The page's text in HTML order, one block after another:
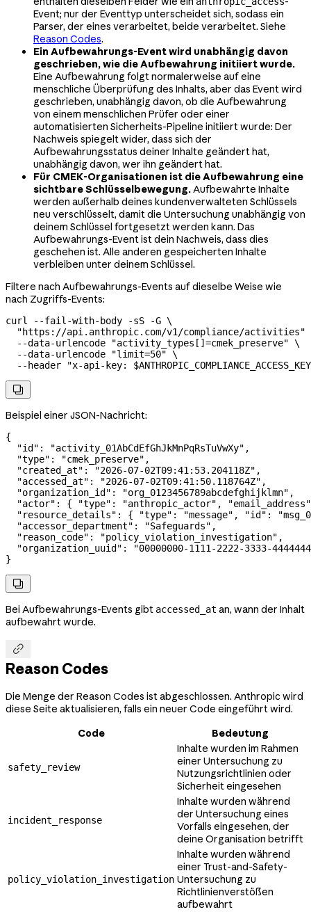
Event; nur der Eventtyp unterscheidet sich, sodass ein
Parser, der eines verarbeitet, beide verarbeitet. Siehe
Reason Codes.
Ein Aufbewahrungs-Event wird unabhängig davon
geschrieben, wie die Aufbewahrung initiiert wurde.
Eine Aufbewahrung folgt normalerweise auf eine
menschliche Überprüfung des Inhalts, aber das Event wird
geschrieben, unabhängig davon, ob die Aufbewahrung
von einem menschlichen Prüfer oder einer
automatisierten Sicherheits-Pipeline initiiert wurde: Der
Nachweis spiegelt wider, dass sich der
Aufbewahrungsstatus deiner Inhalte geändert hat,
unabhängig davon, wer ihn geändert hat.
Für CMEK-Organisationen ist die Aufbewahrung eine
sichtbare Schlüsselbewegung.Aufbewahrte Inhalte
werden außerhalb deines kundenverwalteten Schlüssels
neu verschlüsselt, damit die Untersuchung unabhängig von
deinem Schlüssel fortgesetzt werden kann. Das
Aufbewahrungs-Event ist dein Nachweis, dass dies
geschehen ist. Alle anderen gespeicherten Inhalte
verbleiben unter deinem Schlüssel.
Filtere nach Aufbewahrungs-Events auf dieselbe Weise wie
nach Zugriffs-Events:
curl --fail-with-body -sS -G \
  "https://api.anthropic.com/v1/compliance/activities"
  --data-urlencode
"activity_types[]=cmek_preserve" \
  --data-urlencode
"limit=50" \
  --header
"x-api-key: $ANTHROPIC_COMPLIANCE_ACCESS_KEY

Beispiel einer JSON-Nachricht:
{
  "id"
: "activity_01AbCdEfGhJkMnPqRsTuVwXy" ,
  "type"
: "cmek_preserve" ,
  "created_at"
: "2026-07-02T09:41:53.204118Z" ,
  "accessed_at"
: "2026-07-02T09:41:50.118764Z" ,
  "organization_id"
: "org_0123456789abcdefghijklmn" ,
  "actor"
: { "type" : "anthropic_actor" ,
"email_address"
  "resource_details"
: { "type" : "message" , "id" :
  "accessor_department"
: "Safeguards" ,
  "reason_code"
: "policy_violation_investigation" ,
  "organization_uuid"
:
"00000000-1111-2222-3333-
}

Bei Aufbewahrungs-Events gibt accessed_at an, wann der Inhalt
aufbewahrt wurde.

Reason Codes
Die Menge der Reason Codes ist abgeschlossen. Anthropic wird
diese Seite aktualisieren, falls ein neuer Code eingeführt wird.
Code
Bedeutung
safety_review
Inhalte wurden im Rahmen
einer Untersuchung zu
Nutzungsrichtlinien oder
Sicherheit eingesehen
incident_response
Inhalte wurden während
der Untersuchung eines
Vorfalls eingesehen, der
deine Organisation betrifft
policy_violation_investigation
Inhalte wurden während
einer Trust-and-Safety-
Untersuchung zu
Richtlinienverstößen
aufbewahrt